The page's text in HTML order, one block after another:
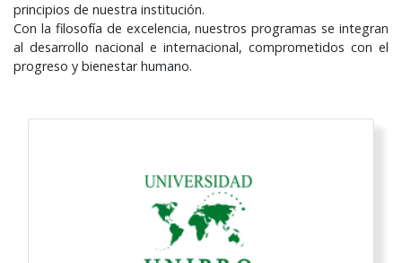
principios de nuestra institución.
Con la filosofía de excelencia, nuestros programas se integran
al desarrollo nacional e internacional, comprometidos con el
progreso y bienestar humano.